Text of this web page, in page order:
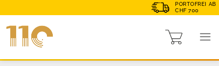
PORTOFREI AB
CHF 700